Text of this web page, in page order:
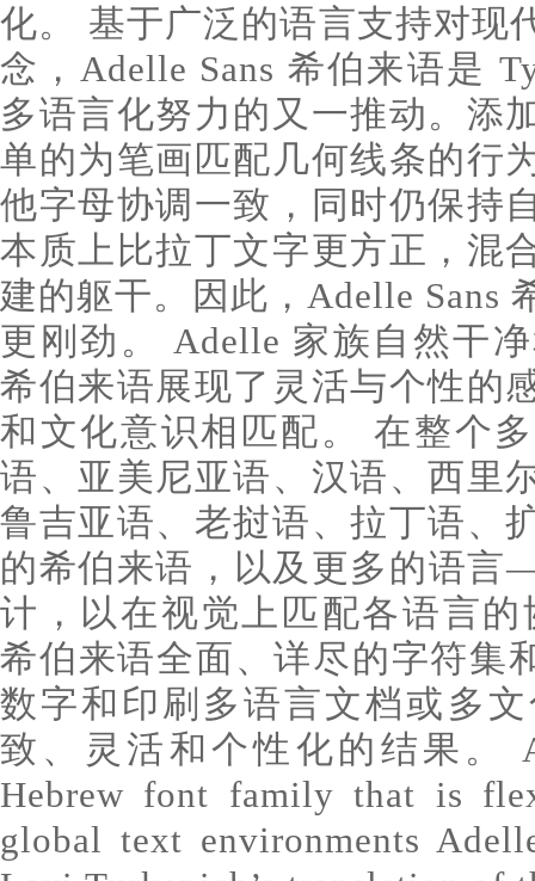
化。 基于广泛的语言支持对现
念，Adelle Sans 希伯来语是
多语言化努力的又一推动。添
单的为笔画匹配几何线条的行
他字母协调一致，同时仍保持
本质上比拉丁文字更方正，混
建的躯干。因此，Adelle Sans
更刚劲。 Adelle 家族自然干
希伯来语展现了灵活与个性的
和文化意识相匹配。 在整个
语、亚美尼亚语、汉语、西里
鲁吉亚语、老挝语、拉丁语、
的希伯来语，以及更多的语
计，以在视觉上匹配各语言的
希伯来语全面、详尽的字符集
数字和印刷多语言文档或多
致、灵活和个性化的结果。
Hebrew font family that is
global text environments